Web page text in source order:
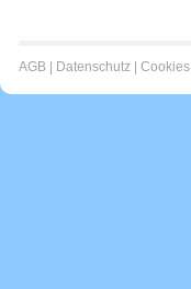
AGB Datenschutz Cookies